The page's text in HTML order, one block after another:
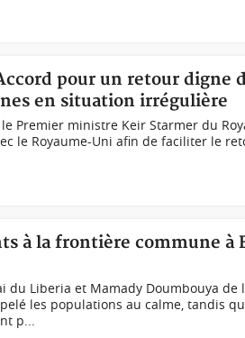
pour un retour digne
en situation irrégulière
Premier ministre Keir Starmer du
le Royaume-Uni afin de faciliter le
à la frontière commune à
du Liberia et Mamady Doumbouya de
les populations au calme, tandis
p...